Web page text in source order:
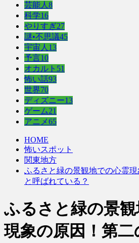
芸能人 8
科学16
やりすぎ27
謎•不思議45
宇宙人 13
予言10
オカルト 51
怖い話93
世界70
ディズニー13
ゲーム21
アニメ65
HOME
怖いスポット
関東地方
ふるさと緑の景観地での心霊
と呼ばれている？
ふるさと緑の景
現象の原因！第